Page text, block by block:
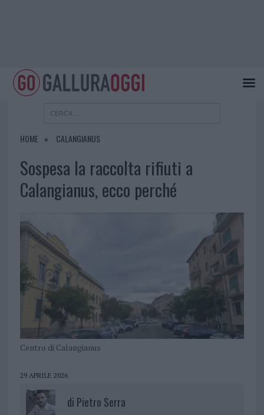
HOME CALANGIANUS
Sospesa la raccolta rifiuti a
Calangianus, ecco perché
Centro di Calangianus
29 APRILE 2026
di Pietro Serra